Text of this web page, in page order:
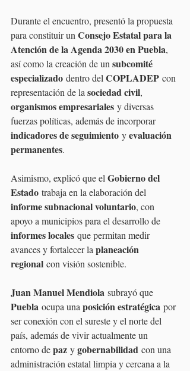
Durante el encuentro, presentó la propuesta
para constituir un Consejo Estatal para la
Atención de la Agenda 2030 en Puebla,
así como la creación de un subcomité
especializado dentro del COPLADEP con
representación de la sociedad civil,
organismos empresariales y diversas
fuerzas políticas, además de incorporar
indicadores de seguimiento y evaluación
permanentes.
Asimismo, explicó que el Gobierno del
Estado trabaja en la elaboración del
informe subnacional voluntario, con
apoyo a municipios para el desarrollo de
informes locales que permitan medir
avances y fortalecer la planeación
regional con visión sostenible.
Juan Manuel Mendiola subrayó que
Puebla ocupa una posición estratégica por
ser conexión con el sureste y el norte del
país, además de vivir actualmente un
entorno de paz y gobernabilidad con una
administración estatal limpia y cercana a la